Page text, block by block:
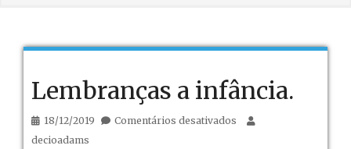
Lembranças a infância.
18/12/2019 Comentários desativados em
decioadams